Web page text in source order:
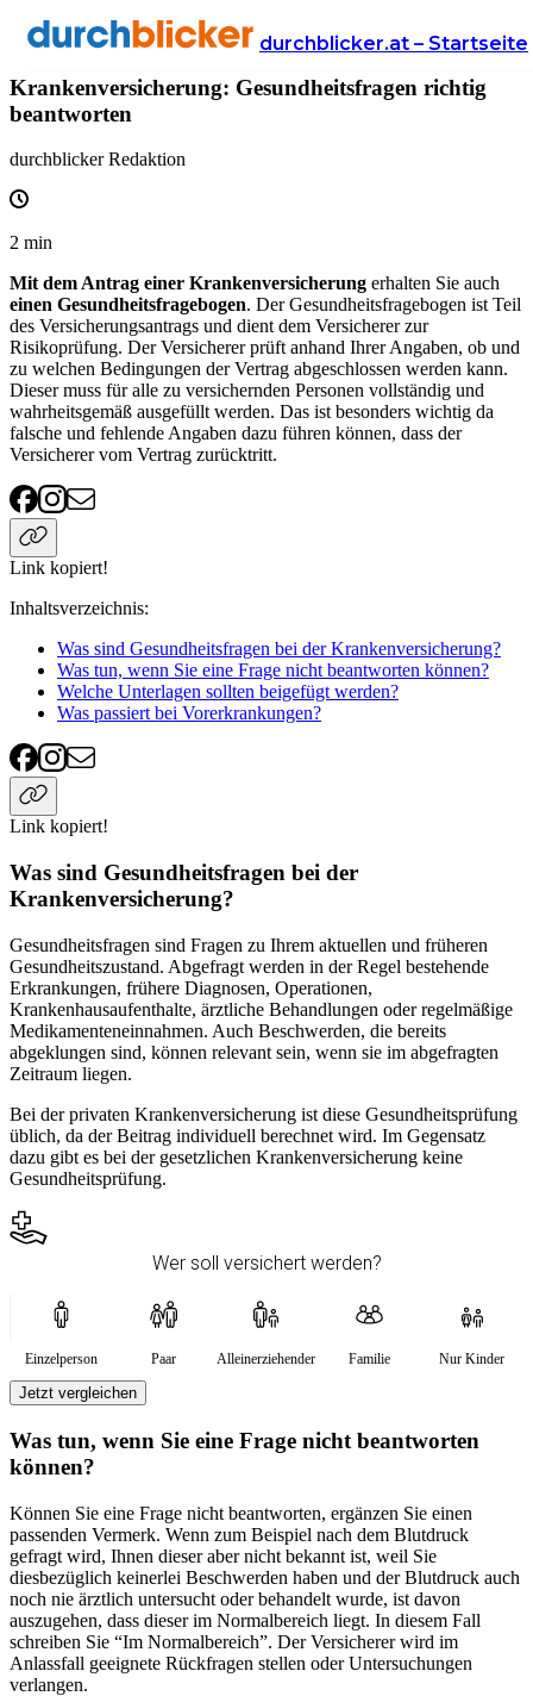
durchblicker.at – Startseite
Wissen Versicherung krankenversicherung
Krankenversicherung: Gesundheitsfragen richtig
beantworten
durchblicker Redaktion
2 min
Mit dem Antrag einer Krankenversicherung erhalten Sie auch
einen Gesundheitsfragebogen. Der Gesundheitsfragebogen ist Teil
des Versicherungsantrags und dient dem Versicherer zur
Risikoprüfung. Der Versicherer prüft anhand Ihrer Angaben, ob und
zu welchen Bedingungen der Vertrag abgeschlossen werden kann.
Dieser muss für alle zu versichernden Personen vollständig und
wahrheitsgemäß ausgefüllt werden. Das ist besonders wichtig da
falsche und fehlende Angaben dazu führen können, dass der
Versicherer vom Vertrag zurücktritt.
Link kopiert!
Inhaltsverzeichnis:
Was sind Gesundheitsfragen bei der Krankenversicherung?
Was tun, wenn Sie eine Frage nicht beantworten können?
Welche Unterlagen sollten beigefügt werden?
Was passiert bei Vorerkrankungen?
Link kopiert!
Was sind Gesundheitsfragen bei der
Krankenversicherung?
Gesundheitsfragen sind Fragen zu Ihrem aktuellen und früheren
Gesundheitszustand. Abgefragt werden in der Regel bestehende
Erkrankungen, frühere Diagnosen, Operationen,
Krankenhausaufenthalte, ärztliche Behandlungen oder regelmäßige
Medikamenteneinnahmen. Auch Beschwerden, die bereits
abgeklungen sind, können relevant sein, wenn sie im abgefragten
Zeitraum liegen.
Bei der privaten Krankenversicherung ist diese Gesundheitsprüfung
üblich, da der Beitrag individuell berechnet wird. Im Gegensatz
dazu gibt es bei der gesetzlichen Krankenversicherung keine
Gesundheitsprüfung.
Wer soll versichert werden?
Einzelperson Paar Alleinerziehender Familie Nur Kinder
Jetzt vergleichen
Was tun, wenn Sie eine Frage nicht beantworten
können?
Können Sie eine Frage nicht beantworten, ergänzen Sie einen
passenden Vermerk. Wenn zum Beispiel nach dem Blutdruck
gefragt wird, Ihnen dieser aber nicht bekannt ist, weil Sie
diesbezüglich keinerlei Beschwerden haben und der Blutdruck auch
noch nie ärztlich untersucht oder behandelt wurde, ist davon
auszugehen, dass dieser im Normalbereich liegt. In diesem Fall
schreiben Sie “Im Normalbereich”. Der Versicherer wird im
Anlassfall geeignete Rückfragen stellen oder Untersuchungen
verlangen.